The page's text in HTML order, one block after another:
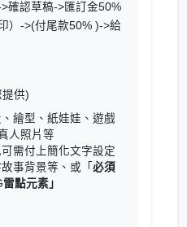
>確認草稿->匯訂金50%
）->(付尾款50% )->給
供)
繪型、紙娃娃、遊戲
人照片等
需付上簡化文字設定
事背景等、或「必須
雷點元素」